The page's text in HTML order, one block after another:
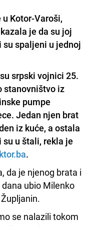
Kotor-Varoši,
je da su joj
spaljeni u jednoj
srpski vojnici 25.
stanovništvo iz
pumpe
Jedan njen brat
iz kuće, a ostala
su u štali, rekla je
.
da je njenog brata i
ubio Milenko
se nalazili tokom